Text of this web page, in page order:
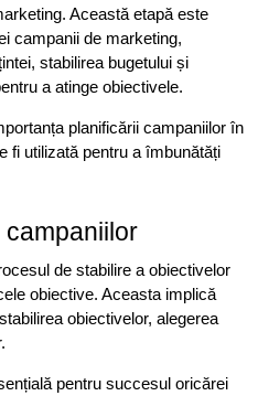
Această etapă este
campanii de marketing,
stabilirea bugetului și
a atinge obiectivele.
planificării campaniilor în
fi utilizată pentru a îmbunătăți
de stabilire a obiectivelor
obiective. Aceasta implică
obiectivelor, alegerea
pentru succesul oricărei